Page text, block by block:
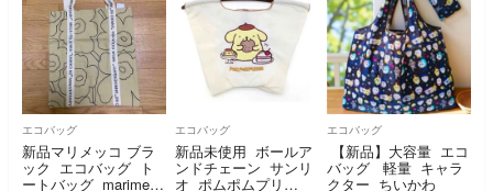
エコバッグ
新品マリメッコ ブラ
ック エコバッグ ト
ートバッグ marimekk
エコバッグ
新品未使用 ボールア
ンドチェーン サンリ
オ ポムポムプリ
エコバッグ
【新品】大容量 エコ
バッグ 軽量 キャラ
クター ちいかわ